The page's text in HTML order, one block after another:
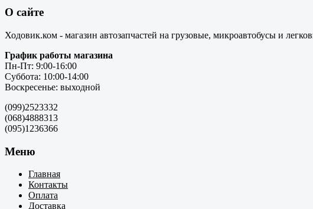
О сайте
Ходовик.ком - магазин автозапчастей на грузовые, микроавтобусы и
График работы магазина
Пн-Пт: 9:00-16:00
Суббота: 10:00-14:00
Воскресенье: выходной
(099)2523332
(068)4888313
(095)1236366
Меню
Главная
Контакты
Оплата
Доставка